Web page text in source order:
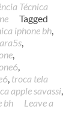
Técnica
Tagged
iphone bh,
,
,
,
, troca tela
apple savassi,
bh
Leave a